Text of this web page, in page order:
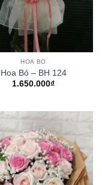
HOA BÓ
Hoa Bó – BH 124
1.650.000₫